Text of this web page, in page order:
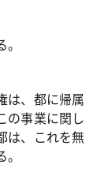
は、都に帰属
の事業に関し
は、これを無